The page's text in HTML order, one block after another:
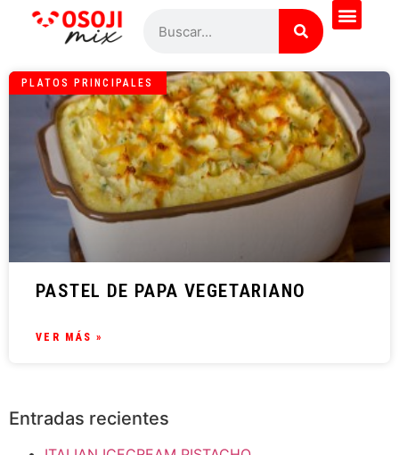
PLATOS PRINCIPALES
PASTEL DE PAPA VEGETARIANO
VER MÁS »
Entradas recientes